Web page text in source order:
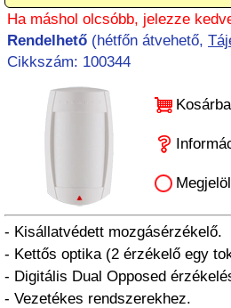
Ha máshol olcsóbb, jelezze
Rendelhető (hétfőn átvehető,
Cikkszám: 100344
Kosárba
- Kisállatvédett mozgásérzékelő.
- Kettős optika (2 érzékelő egy
- Digitális Dual Opposed
- Vezetékes rendszerekhez.